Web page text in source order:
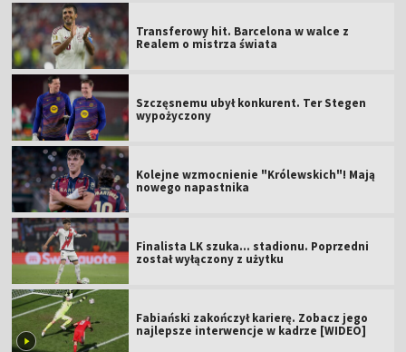
Transferowy hit. Barcelona w walce z
Realem o mistrza świata
Szczęsnemu ubył konkurent. Ter Stegen
wypożyczony
Kolejne wzmocnienie "Królewskich"! Mają
nowego napastnika
Finalista LK szuka... stadionu. Poprzedni
został wyłączony z użytku
Fabiański zakończył karierę. Zobacz jego
najlepsze interwencje w kadrze [WIDEO]